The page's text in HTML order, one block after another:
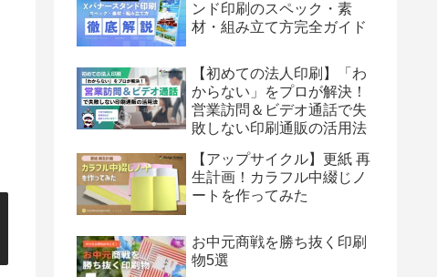
ンド印刷のスペック・素
材・組み立て方完全ガイド
【初めての法人印刷】「わ
からない」をプロが解決！
営業訪問＆ビデオ通話で失
敗しない印刷通販の活用法
【アップサイクル】更紙 再
生計画！カラフル中綴じノ
ートを作ってみた
お中元商戦を勝ち抜く印刷
物5選